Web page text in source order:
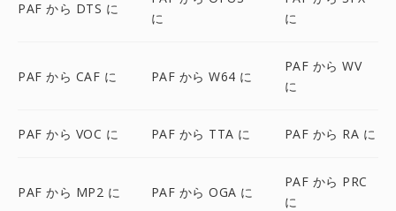
PAF から DTS に
に
に
PAF から CAF に PAF から W64 に
PAF から WV
に
PAF から VOC に PAF から TTA に PAF から RA に
PAF から MP2 に PAF から OGA に
PAF から PRC
に